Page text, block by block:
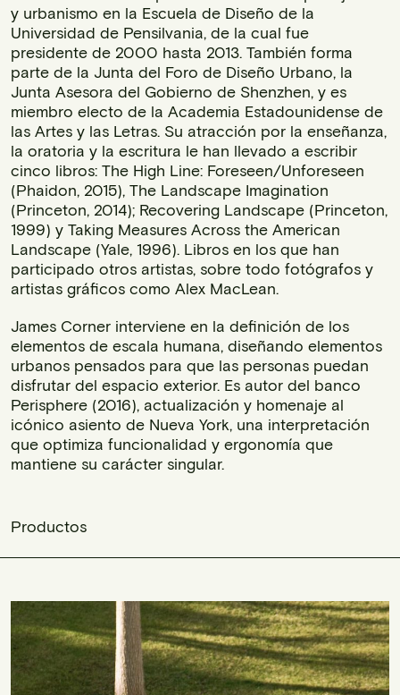
y urbanismo en la Escuela de Diseño de la
Universidad de Pensilvania, de la cual fue
presidente de 2000 hasta 2013. También forma
parte de la Junta del Foro de Diseño Urbano, la
Junta Asesora del Gobierno de Shenzhen, y es
miembro electo de la Academia Estadounidense de
las Artes y las Letras. Su atracción por la enseñanza,
la oratoria y la escritura le han llevado a escribir
cinco libros: The High Line: Foreseen/Unforeseen
(Phaidon, 2015), The Landscape Imagination
(Princeton, 2014); Recovering Landscape (Princeton,
1999) y Taking Measures Across the American
Landscape (Yale, 1996). Libros en los que han
participado otros artistas, sobre todo fotógrafos y
artistas gráficos como Alex MacLean.
James Corner interviene en la definición de los
elementos de escala humana, diseñando elementos
urbanos pensados para que las personas puedan
disfrutar del espacio exterior. Es autor del banco
Perisphere (2016), actualización y homenaje al
icónico asiento de Nueva York, una interpretación
que optimiza funcionalidad y ergonomía que
mantiene su carácter singular.
Productos